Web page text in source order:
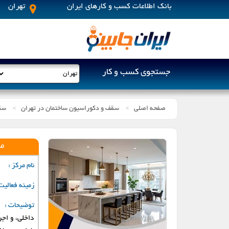
بانک اطلاعات کسب و کارهای ایران تهران
جستجوی کسب و کار
پردیس
صفحه اصلی > سقف و دکوراسیون ساختمان در تهران >
نام مرکز :
زمینه
توضیحات :
داخلی، و